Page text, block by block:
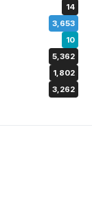
14
3,653
10
5,362
1,802
3,262